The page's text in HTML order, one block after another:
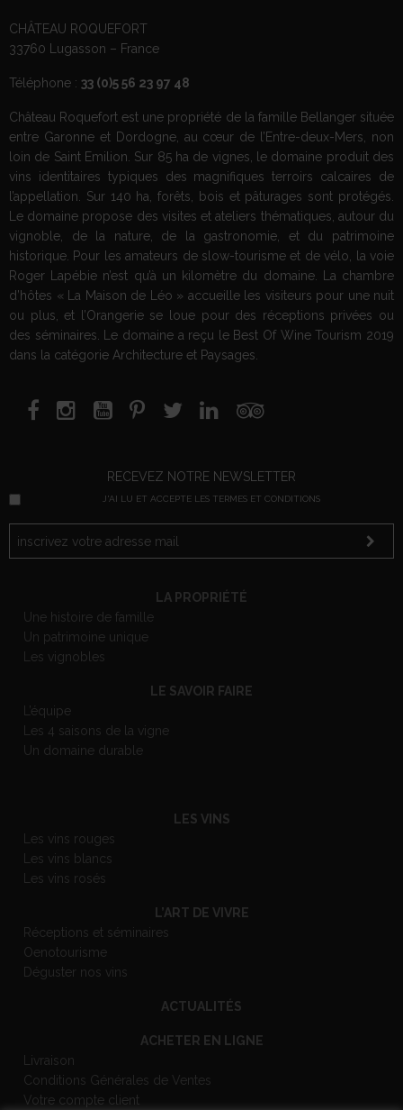
CHÂTEAU ROQUEFORT
33760 Lugasson – France
Téléphone : 33 (0)5 56 23 97 48
Château Roquefort est une propriété de la famille Bellanger située
entre Garonne et Dordogne, au cœur de l’Entre-deux-Mers, non
loin de Saint Emilion. Sur 85 ha de vignes, le domaine produit des
vins identitaires typiques des magnifiques terroirs calcaires de
l’appellation. Sur 140 ha, forêts, bois et pâturages sont protégés.
Le domaine propose des visites et ateliers thématiques, autour du
vignoble, de la nature, de la gastronomie, et du patrimoine
historique. Pour les amateurs de slow-tourisme et de vélo, la voie
Roger Lapébie n’est qu’à un kilomètre du domaine. La chambre
d’hôtes « La Maison de Léo » accueille les visiteurs pour une nuit
ou plus, et l’Orangerie se loue pour des réceptions privées ou
des séminaires. Le domaine a reçu le Best Of Wine Tourism 2019
dans la catégorie Architecture et Paysages.
RECEVEZ NOTRE NEWSLETTER
J'AI LU ET ACCEPTE LES TERMES ET CONDITIONS
LA PROPRIÉTÉ
Une histoire de famille
Un patrimoine unique
Les vignobles
LE SAVOIR FAIRE
L’équipe
Les 4 saisons de la vigne
Un domaine durable
LES VINS
Les vins rouges
Les vins blancs
Les vins rosés
L’ART DE VIVRE
Réceptions et séminaires
Oenotourisme
Déguster nos vins
ACTUALITÉS
ACHETER EN LIGNE
Livraison
Conditions Générales de Ventes
Votre compte client